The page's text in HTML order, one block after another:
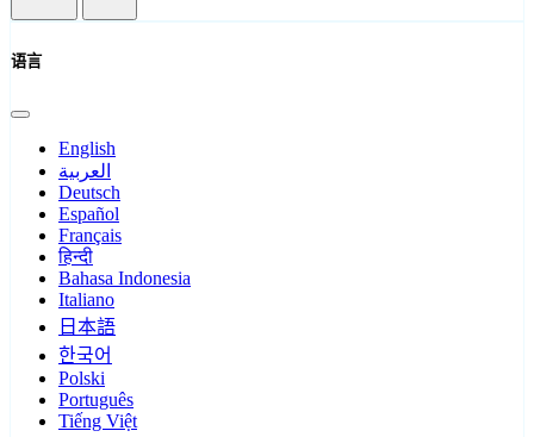
语言
English
العربية
Deutsch
Español
Français
हिन्दी
Bahasa Indonesia
Italiano
日本語
한국어
Polski
Português
Tiếng Việt